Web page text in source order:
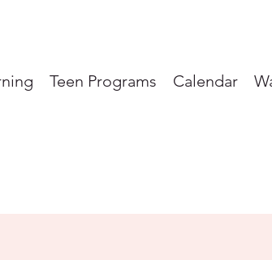
Teen Programs Calendar